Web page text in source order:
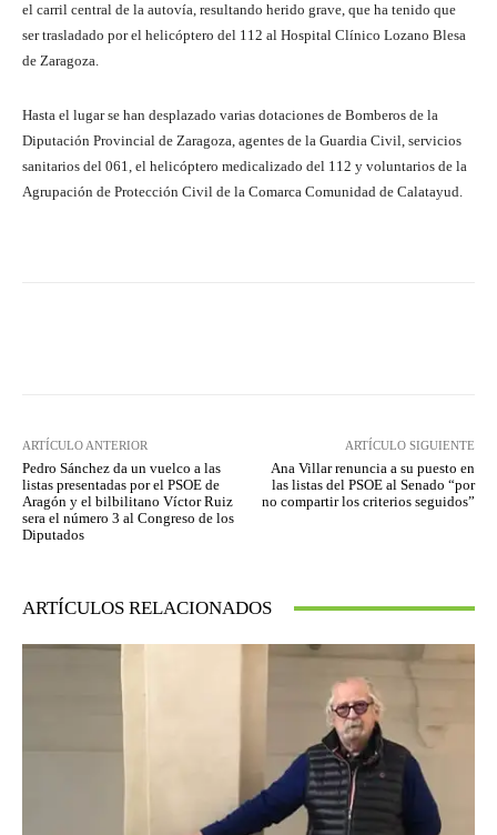
el carril central de la autovía, resultando herido grave, que ha tenido que
ser trasladado por el helicóptero del 112 al Hospital Clínico Lozano Blesa
de Zaragoza.
Hasta el lugar se han desplazado varias dotaciones de Bomberos de la
Diputación Provincial de Zaragoza, agentes de la Guardia Civil, servicios
sanitarios del 061, el helicóptero medicalizado del 112 y voluntarios de la
Agrupación de Protección Civil de la Comarca Comunidad de Calatayud.
ARTÍCULO ANTERIOR
Pedro Sánchez da un vuelco a las
listas presentadas por el PSOE de
Aragón y el bilbilitano Víctor Ruiz
sera el número 3 al Congreso de los
Diputados
ARTÍCULO SIGUIENTE
Ana Villar renuncia a su puesto en
las listas del PSOE al Senado “por
no compartir los criterios seguidos”
ARTÍCULOS RELACIONADOS